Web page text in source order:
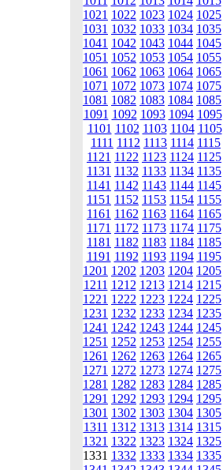
1021 1022 1023 1024 1025
1031 1032 1033 1034 1035
1041 1042 1043 1044 1045
1051 1052 1053 1054 1055
1061 1062 1063 1064 1065
1071 1072 1073 1074 1075
1081 1082 1083 1084 1085
1091 1092 1093 1094 1095
1101 1102 1103 1104 1105
1111 1112 1113 1114 1115
1121 1122 1123 1124 1125
1131 1132 1133 1134 1135
1141 1142 1143 1144 1145
1151 1152 1153 1154 1155
1161 1162 1163 1164 1165
1171 1172 1173 1174 1175
1181 1182 1183 1184 1185
1191 1192 1193 1194 1195
1201 1202 1203 1204 1205
1211 1212 1213 1214 1215
1221 1222 1223 1224 1225
1231 1232 1233 1234 1235
1241 1242 1243 1244 1245
1251 1252 1253 1254 1255
1261 1262 1263 1264 1265
1271 1272 1273 1274 1275
1281 1282 1283 1284 1285
1291 1292 1293 1294 1295
1301 1302 1303 1304 1305
1311 1312 1313 1314 1315
1321 1322 1323 1324 1325
1331 1332 1333 1334 1335